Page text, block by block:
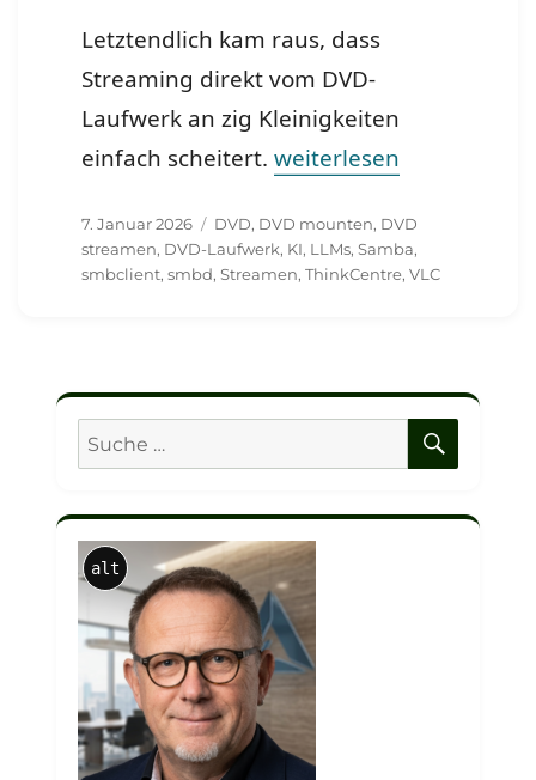
Letztendlich kam raus, dass
Streaming direkt vom DVD-
Laufwerk an zig Kleinigkeiten
einfach scheitert.„Echter Nutzen für
weiterlesen
Veröffentlicht
am
7. Januar 2026 Schlagwörter
DVD, DVD mounten, DVD
streamen, DVD-Laufwerk, KI, LLMs,Samba,
smbclient,smbd,Streamen,ThinkCentre,VLC
Suche
nach:
alt